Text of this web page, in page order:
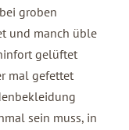
groben
und manch üble
gelüftet
mal gefettet
sein muss, in